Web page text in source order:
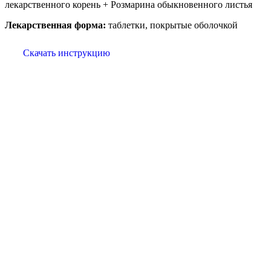
лекарственного корень + Розмарина обыкновенного листья
Лекарственная форма: таблетки, покрытые оболочкой
Скачать инструкцию